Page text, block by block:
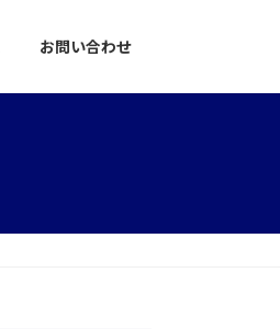
お問い合わせ